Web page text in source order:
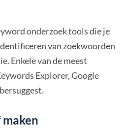
onderzoek tools die je
van zoekwoorden
Enkele van de meest
Explorer, Google